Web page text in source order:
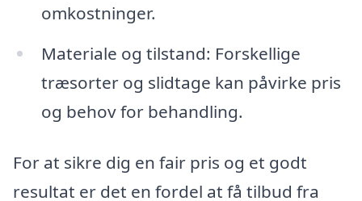
omkostninger.
Materiale og tilstand: Forskellige
træsorter og slidtage kan påvirke pris
og behov for behandling.
For at sikre dig en fair pris og et godt
resultat er det en fordel at få tilbud fra